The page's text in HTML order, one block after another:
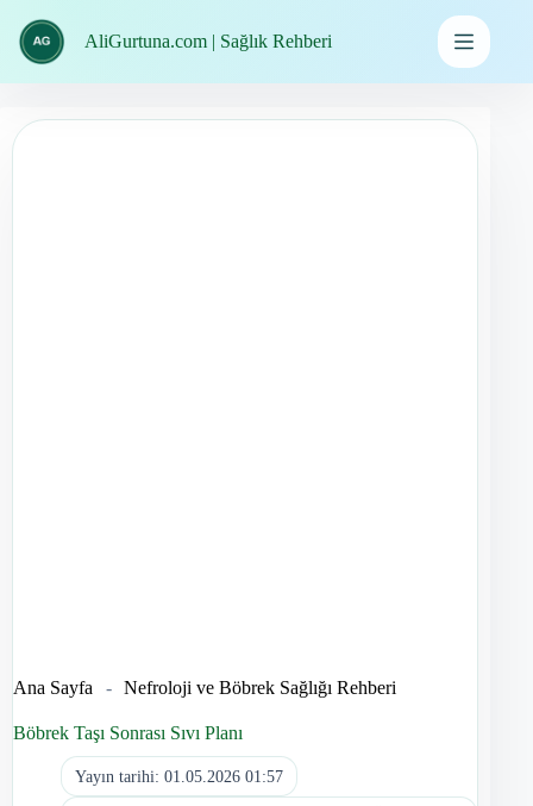
geç
AliGurtuna.com | Sağlık Rehberi
Ana Sayfa - Nefroloji ve Böbrek Sağlığı Rehberi
Böbrek Taşı Sonrası Sıvı Planı
Yayın tarihi: 01.05.2026 01:57